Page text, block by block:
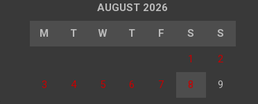
AUGUST 2026
M T W T F S S
1 2
3 4 5 6 7 8 9